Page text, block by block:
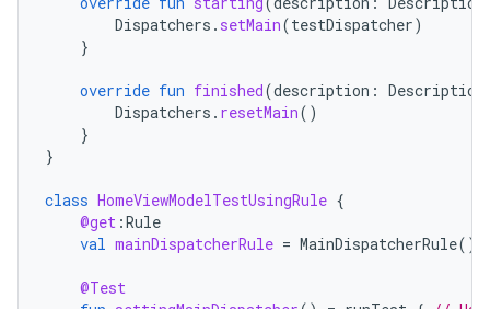
Dispatchers . setMain(testDispatcher)
}
override fun finished(description : Description
Dispatchers . resetMain()
}
}
class HomeViewModelTestUsingRule {
@get :Rule
val mainDispatcherRule = MainDispatcherRule()
@Test